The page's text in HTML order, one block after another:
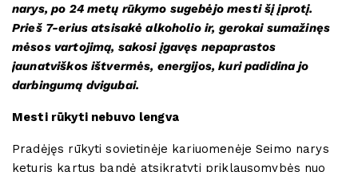
narys, po 24 metų rūkymo sugebėjo mesti šį įprotį.
Prieš 7-erius atsisakė alkoholio ir, gerokai sumažinęs
mėsos vartojimą, sakosi įgavęs nepaprastos
jaunatviškos ištvermės, energijos, kuri padidina jo
darbingumą dvigubai.
Mesti rūkyti nebuvo lengva
Pradėjęs rūkyti sovietinėje kariuomenėje Seimo narys
keturis kartus bandė atsikratyti priklausomybės nuo